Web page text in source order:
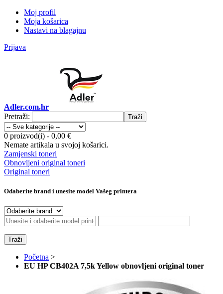
Moj profil
Moja košarica
Nastavi na blagajnu
Prijava
Adler.com.hr
Pretraži:
Traži
0 proizvod(i) - 0,00 €
Nemate artikala u svojoj košarici.
Zamjenski toneri
Obnovljeni original toneri
Original toneri
Odaberite brand i unesite model Vašeg printera
Traži
Početna >
EU HP CB402A 7,5k Yellow obnovljeni original toner